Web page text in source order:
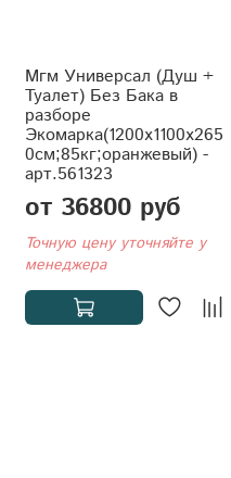
Мгм Универсал (Душ +
Туалет) Без Бака в
разборе
Экомарка(1200x1100x265
0см;85кг;оранжевый) -
арт.561323
от 36800 руб
Точную цену уточняйте у
менеджера